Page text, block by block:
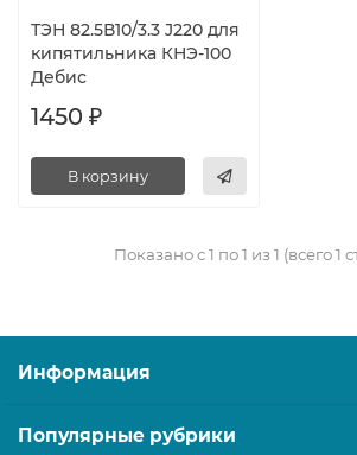
ТЭН 82.5В10/3.3 J220 для
кипятильника КНЭ-100
Дебис
1450 ₽
В корзину
Показано с 1 по 1 из 1 (всего 1
Информация
Популярные рубрики